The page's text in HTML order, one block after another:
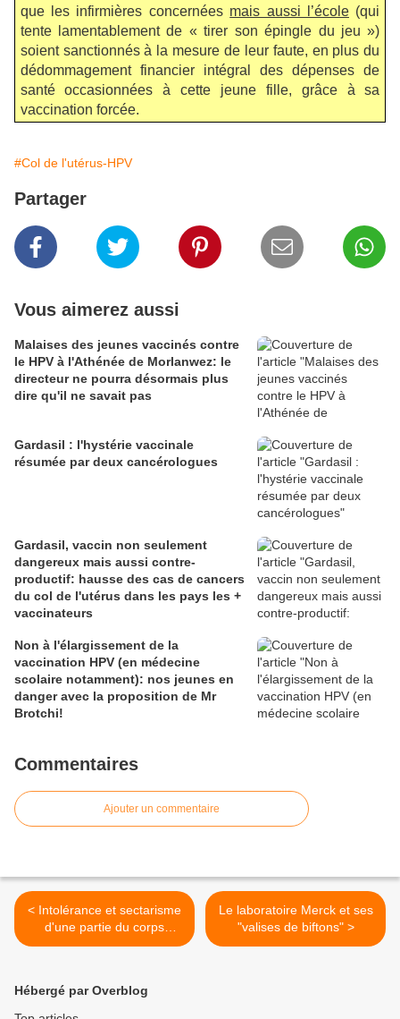
que les infirmières concernées mais aussi l’école(qui
tente lamentablement de « tirer son épingle du jeu »)
soient sanctionnés à la mesure de leur faute, en plus du
dédommagement financier intégral des dépenses de
santé occasionnées à cette jeune fille, grâce à sa
vaccination forcée.
#Col de l'utérus-HPV
Partager
Vous aimerez aussi
Malaises des jeunes vaccinés contre
le HPV à l'Athénée de Morlanwez: le
directeur ne pourra désormais plus
dire qu'il ne savait pas
Gardasil : l'hystérie vaccinale
résumée par deux cancérologues
Gardasil, vaccin non seulement
dangereux mais aussi contre-
productif: hausse des cas de cancers
du col de l'utérus dans les pays les +
vaccinateurs
Non à l'élargissement de la
vaccination HPV (en médecine
scolaire notamment): nos jeunes en
danger avec la proposition de Mr
Brotchi!
Commentaires
Ajouter un commentaire
< Intolérance et sectarisme
d'une partie du corps
médical pour les parents
Le laboratoire Merck et ses
"valises de biftons" >
Hébergé par Overblog